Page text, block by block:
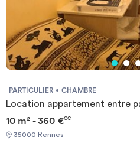
PARTICULIER CHAMBRE
Location appartement entre
10 m² - 360 €CC
35000 Rennes